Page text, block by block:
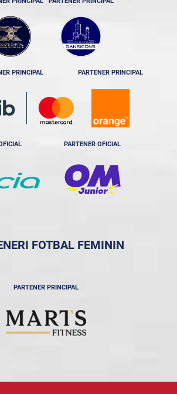
PRINCIPAL PARTENER PRINCIPAL
PARTENER OFICIAL
FOTBAL FEMININ
PARTENER PRINCIPAL